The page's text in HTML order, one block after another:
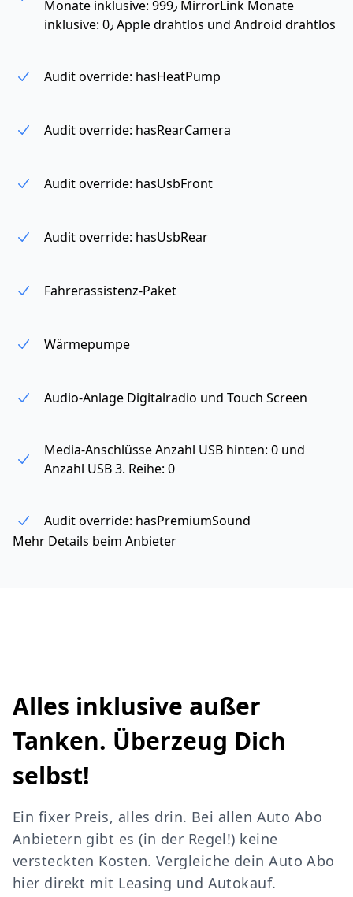
Monate inklusive: 999٫ MirrorLink Monate
inklusive: 0٫ Apple drahtlos und Android drahtlos
Audit override: hasHeatPump
Audit override: hasRearCamera
Audit override: hasUsbFront
Audit override: hasUsbRear
Fahrerassistenz-Paket
Wärmepumpe
Audio-Anlage Digitalradio und Touch Screen
Media-Anschlüsse Anzahl USB hinten: 0 und
Anzahl USB 3. Reihe: 0
Audit override: hasPremiumSound
Mehr Details beim Anbieter
Alles inklusive außer
Tanken. Überzeug Dich
selbst!
Ein fixer Preis, alles drin. Bei allen Auto Abo
Anbietern gibt es (in der Regel!) keine
versteckten Kosten. Vergleiche dein Auto Abo
hier direkt mit Leasing und Autokauf.